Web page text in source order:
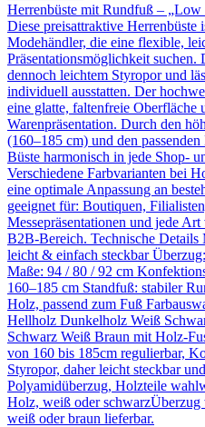
Herrenbüste mit Rundfuß –
Diese preisattraktive Herrenbüste
Modehändler, die eine flexible,
Präsentationsmöglichkeit suchen.
dennoch leichtem Styropor und
individuell ausstatten. Der
eine glatte, faltenfreie Oberfläche
Warenpräsentation. Durch den
(160–185 cm) und den
Büste harmonisch in jede Shop-
Verschiedene Farbvarianten bei
eine optimale Anpassung an
geeignet für: Boutiquen,
Messepräsentationen und jede
B2B-Bereich. Technische Details
leicht & einfach steckbar
Maße: 94 / 80 / 92 cm
160–185 cm Standfuß: stabiler
Holz, passend zum Fuß
Hellholz Dunkelholz Weiß
Schwarz Weiß Braun mit Holz-
von 160 bis 185cm regulierbar,
Styropor, daher leicht steckbar
Polyamidüberzug, Holzteile
Holz, weiß oder
weiß oder braun lieferbar.